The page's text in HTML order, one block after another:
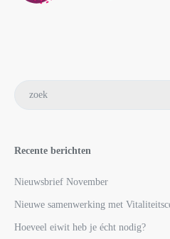
Recente berichten
Nieuwsbrief November
Nieuwe samenwerking met
Hoeveel eiwit heb je écht nodig?